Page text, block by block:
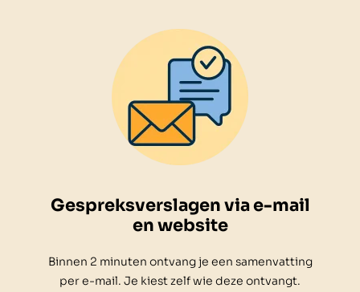
Gespreksverslagen via e-mail
en website
Binnen 2 minuten ontvang je een samenvatting
per e-mail. Je kiest zelf wie deze ontvangt.